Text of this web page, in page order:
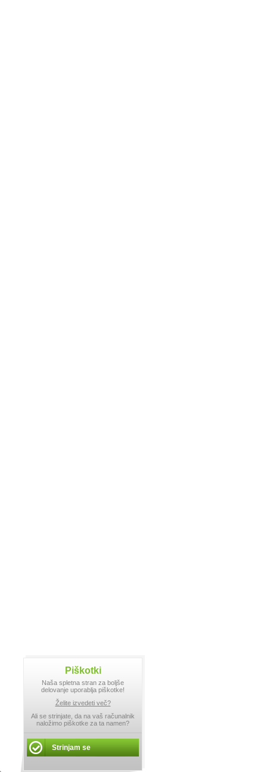
Piškotki
Naša spletna stran za boljše
delovanje uporablja piškotke!
Želite izvedeti več?
Ali se strinjate, da na vaš računalnik
naložimo piškotke za ta namen?
Strinjam se